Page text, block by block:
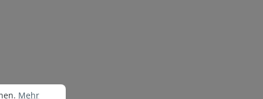
Mehr Informationen ...
Mehr